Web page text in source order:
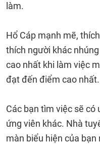
làm.
Hổ Cáp mạnh mẽ,
thích người khác
cao nhất khi làm việc
đạt đến điểm cao nhất.
Các bạn tìm việc sẽ
ứng viên khác. Nhà
màn biểu hiện của